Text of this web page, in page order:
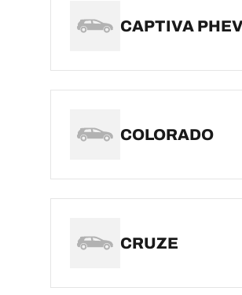
CAPTIVA
COLORADO
CRUZE